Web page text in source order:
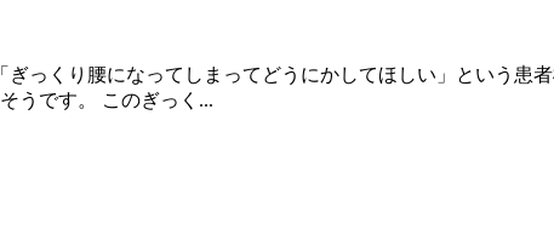
っくり腰になってしまってどうにかしてほしい」という患
うです。 このぎっく...